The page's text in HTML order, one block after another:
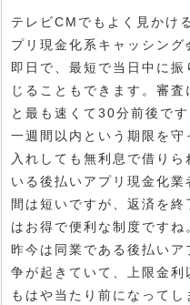
テレビCMでもよく見かけ
プリ現金化系キャッシン
即日で、最短で当日中に
じることもできます。審
と最も速くて30分前後です
一週間以内という期限を守
入れしても無利息で借り
いる後払いアプリ現金化
間は短いですが、返済を
はお得で便利な制度ですね
昨今は同業である後払い
争が起きていて、上限金利
もはや当たり前になって